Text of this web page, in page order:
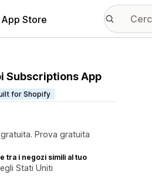
Store
Subscriptions App
for Shopify
Prova gratuita
tra i negozi simili al tuo
Stati Uniti